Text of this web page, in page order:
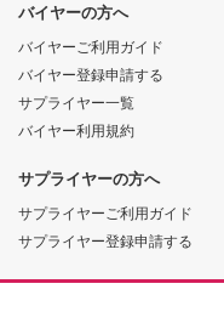
バイヤーの方へ
バイヤーご利用ガイド
バイヤー登録申請する
サプライヤー一覧
バイヤー利用規約
サプライヤーの方へ
サプライヤーご利用ガイド
サプライヤー登録申請する